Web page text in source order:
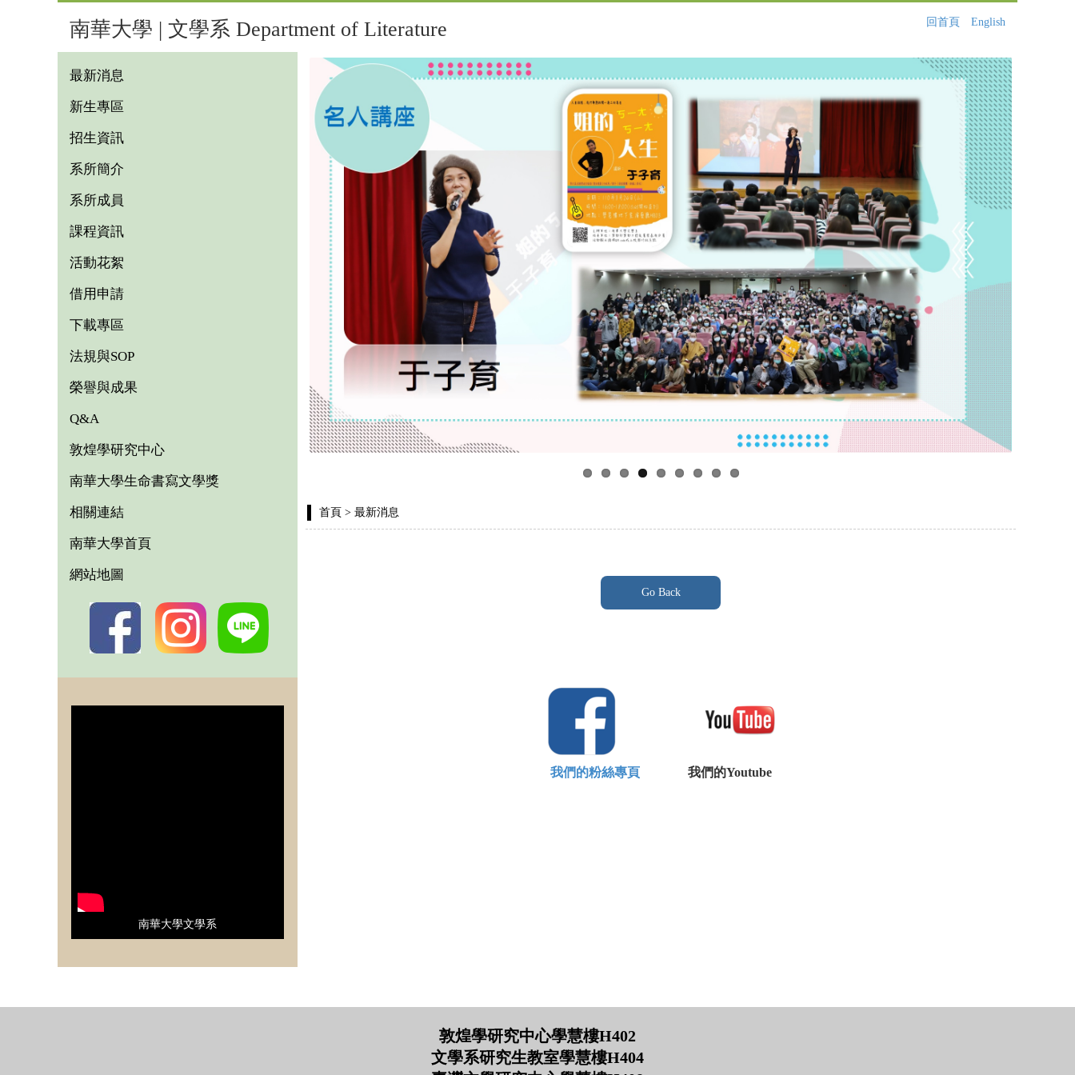
南華大學 | 文學系 Department of Literature 回首頁 English
最新消息
新生專區
招生資訊
系所簡介
系所成員
課程資訊
活動花絮
借用申請
下載專區
法規與SOP
榮譽與成果
Q&A
敦煌學研究中心
南華大學生命書寫文學獎
相關連結
南華大學首頁
網站地圖
南華大學文學系
首頁 > 最新消息
Go Back
我們的粉絲專頁 我們的Youtube
敦煌學研究中心學慧樓H402
文學系研究生教室學慧樓H404